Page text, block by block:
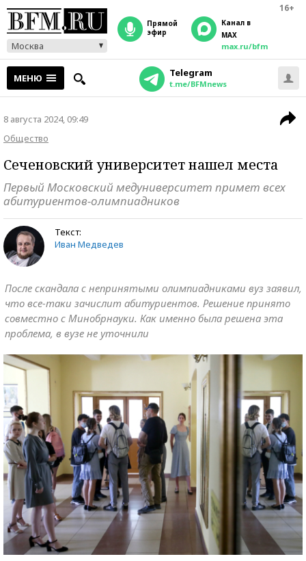
16+
Москва
прямой
эфир
Канал в
MAX
max.ru/bfm
МЕНЮ Telegram
t.me/BFMnews
8 августа 2024, 09:49
Общество
Сеченовский университет нашел места
Первый Московский медуниверситет примет всех
абитуриентов-олимпиадников
Текст:
Иван Медведев
После скандала с непринятыми олимпиадниками вуз заявил,
что все-таки зачислит абитуриентов. Решение принято
совместно с Минобрнауки. Как именно была решена эта
проблема, в вузе не уточнили